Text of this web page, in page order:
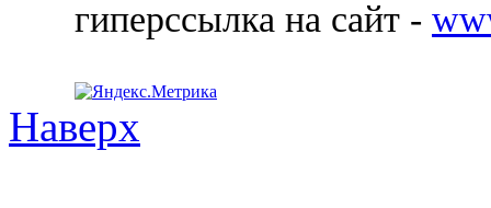
гиперссылка на сайт -
Наверх